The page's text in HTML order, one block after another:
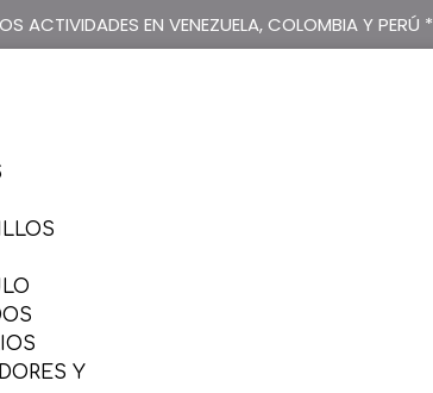
ACTIVIDADES EN VENEZUELA, COLOMBIA Y PERÚ *
Y